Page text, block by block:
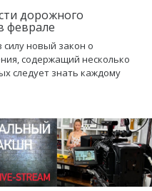
дорожного
феврале
новый закон о
содержащий несколько
следует знать каждому